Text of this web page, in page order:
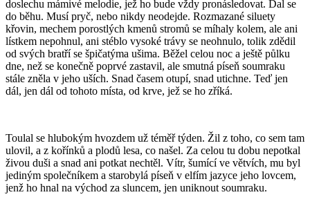
doslechu mámivé melodie, jež ho bude vždy pronásledovat. Dal se
do běhu. Musí pryč, nebo nikdy neodejde. Rozmazané siluety
křovin, mechem porostlých kmenů stromů se míhaly kolem, ale ani
lístkem nepohnul, ani stéblo vysoké trávy se neohnulo, tolik zdědil
od svých bratří se špičatýma ušima. Běžel celou noc a ještě půlku
dne, než se konečně poprvé zastavil, ale smutná píseň soumraku
stále zněla v jeho uších. Snad časem otupí, snad utichne. Teď jen
dál, jen dál od tohoto místa, od krve, jež se ho zříká.
Toulal se hlubokým hvozdem už téměř týden. Žil z toho, co sem tam
ulovil, a z kořínků a plodů lesa, co našel. Za celou tu dobu nepotkal
živou duši a snad ani potkat nechtěl. Vítr, šumící ve větvích, mu byl
jediným společníkem a starobylá píseň v elfím jazyce jeho lovcem,
jenž ho hnal na východ za sluncem, jen uniknout soumraku.